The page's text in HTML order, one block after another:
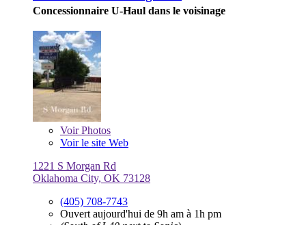
Concessionnaire U-Haul dans le voisinage
VoirPhotos
Voir le site Web
1221 S Morgan Rd
Oklahoma City, OK 73128
(405) 708-7743
Ouvert aujourd'hui de 9h am à 1h pm